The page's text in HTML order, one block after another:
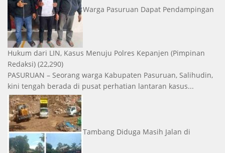
Warga Pasuruan Dapat Pendampingan
Hukum dari LIN, Kasus Menuju Polres Kepanjen (Pimpinan
Redaksi) (22,290)
PASURUAN – Seorang warga Kabupaten Pasuruan, Salihudin,
kini tengah berada di pusat perhatian lantaran kasus...
Tambang Diduga Masih Jalan di